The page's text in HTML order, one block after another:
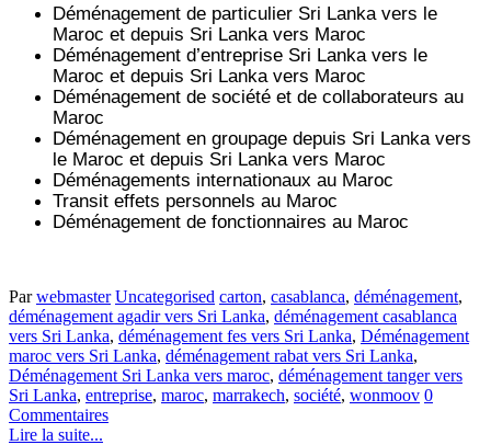
Déménagement de particulier Sri Lanka vers le
Maroc et depuis Sri Lanka vers Maroc
Déménagement d’entreprise Sri Lanka vers le
Maroc et depuis Sri Lanka vers Maroc
Déménagement de société et de collaborateurs au
Maroc
Déménagement en groupage depuis Sri Lanka vers
le Maroc et depuis Sri Lanka vers Maroc
Déménagements internationaux au Maroc
Transit effets personnels au Maroc
Déménagement de fonctionnaires au Maroc
Parwebmaster Uncategorised carton, casablanca, déménagement,
déménagement agadir vers Sri Lanka, déménagement casablanca
vers Sri Lanka, déménagement fes vers Sri Lanka, Déménagement
maroc vers Sri Lanka, déménagement rabat vers Sri Lanka,
Déménagement Sri Lanka vers maroc, déménagement tanger vers
Sri Lanka, entreprise, maroc, marrakech, société, wonmoov 0
Commentaires
Lire la suite...